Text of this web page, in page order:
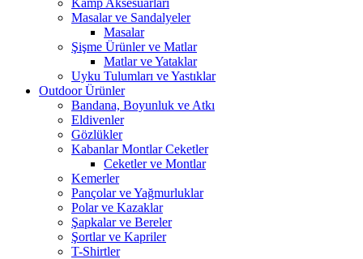
Kamp Aksesuarları
Masalar ve Sandalyeler
Masalar
Şişme Ürünler ve Matlar
Matlar ve Yataklar
Uyku Tulumları ve Yastıklar
Outdoor Ürünler
Bandana, Boyunluk ve Atkı
Eldivenler
Gözlükler
Kabanlar Montlar Ceketler
Ceketler ve Montlar
Kemerler
Pançolar ve Yağmurluklar
Polar ve Kazaklar
Şapkalar ve Bereler
Şortlar ve Kapriler
T-Shirtler